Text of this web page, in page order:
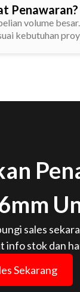
Penawaran?
volume
kebutuhan
sales
info stok dan
Sekarang